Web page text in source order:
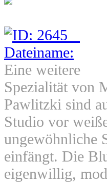
Eine weitere
Spezialität von
Pawlitzki sind
Studio vor
ungewöhnliche
einfängt. Die
eigenwillig,